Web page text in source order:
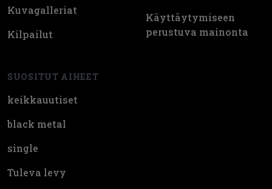
Kuvagalleriat
Kilpailut
SUOSITUT AIHEET
keikkauutiset
black metal
single
Tuleva levy
Käyttäytymiseen
perustuva mainonta